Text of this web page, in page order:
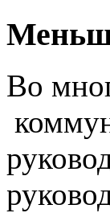
Во